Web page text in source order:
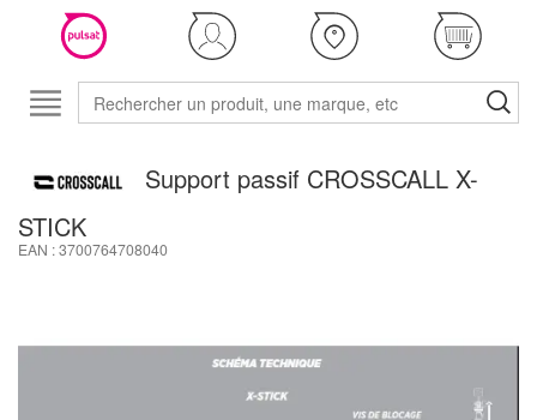
Support passif CROSSCALL X-
STICK
EAN : 3700764708040